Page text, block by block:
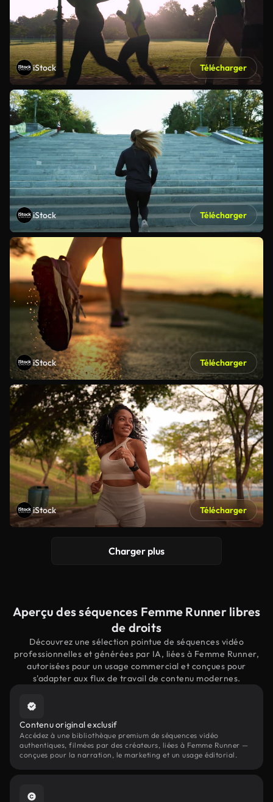
iStock Télécharger
iStock Télécharger
iStock Télécharger
iStock Télécharger
Charger plus
Aperçu des séquences Femme Runner libres
de droits
Découvrez une sélection pointue de séquences vidéo
professionnelles et générées par IA, liées à Femme Runner,
autorisées pour un usage commercial et conçues pour
s'adapter aux flux de travail de contenu modernes.
Contenu original exclusif
Accédez à une bibliothèque premium de séquences vidéo
authentiques, filmées par des créateurs, liées à Femme Runner —
conçues pour la narration, le marketing et un usage éditorial.